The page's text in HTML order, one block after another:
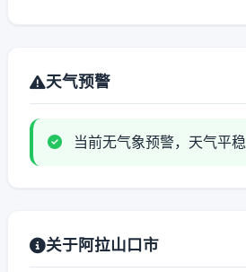
天气预警
当前无气象预警，天气平稳
关于阿拉山口市